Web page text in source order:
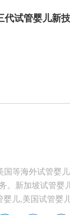
代试管婴儿新
等海外试管婴
。新加坡试管
儿,美国试管婴